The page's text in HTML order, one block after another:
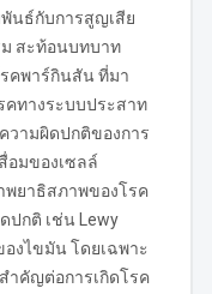
นธ์กับการสูญเสีย
สะท้อนบทบาท
คพาร์กินสัน ที่มา
ทางระบบประสาท
วามผิดปกติของการ
อมของเซลล์
พยาธิสภาพของโรค
ปกติ เช่น Lewy
งไขมัน โดยเฉพาะ
ำคัญต่อการเกิดโรค